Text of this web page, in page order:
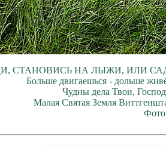
СТАНОВИСЬ НА ЛЫЖИ, ИЛИ
Больше двигаешься - дольше
Чудны дела Твои,
Малая Святая Земля